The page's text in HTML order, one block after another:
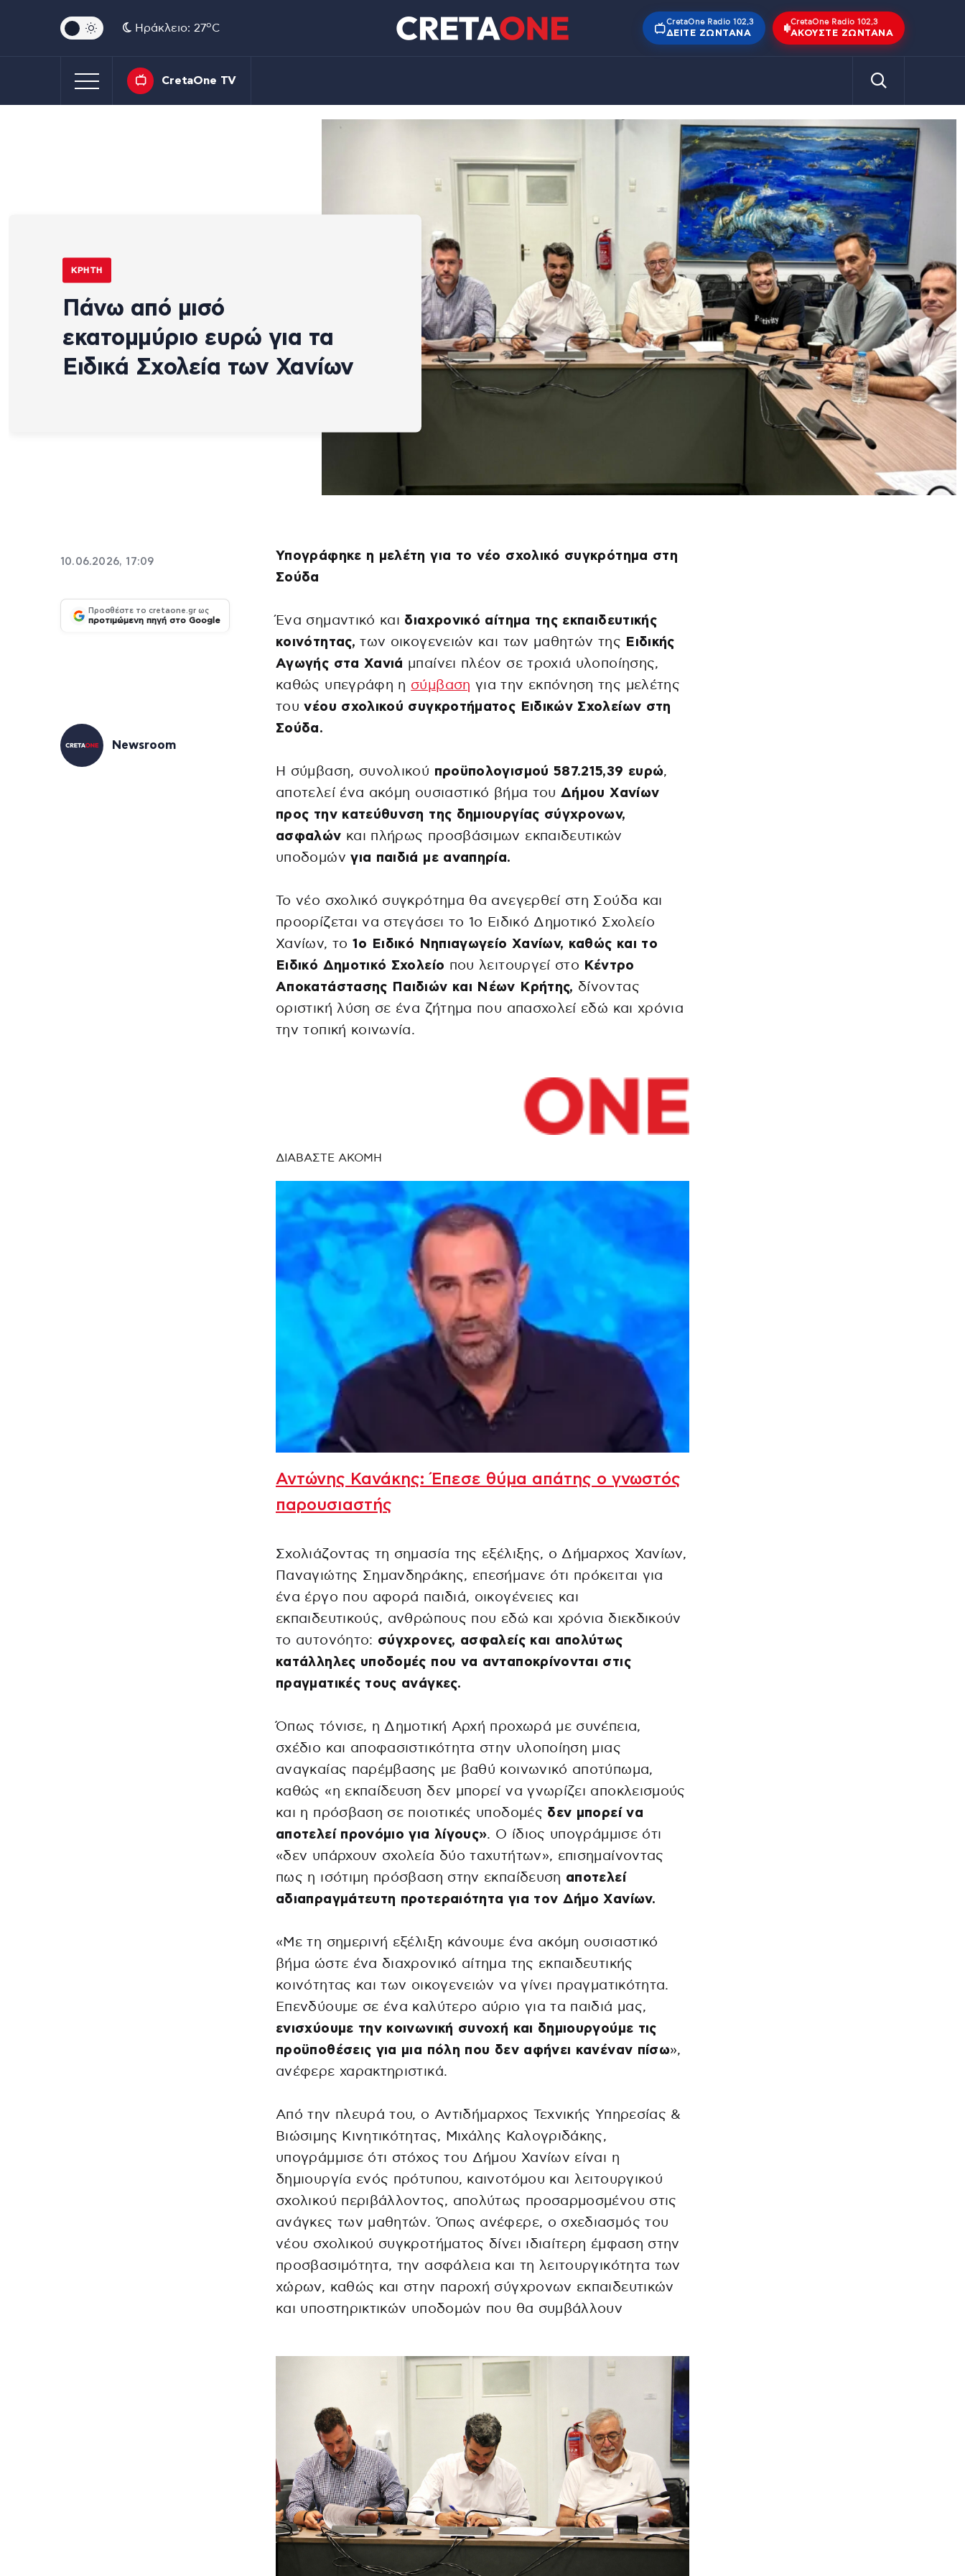
Ηράκλειο: 27oC
CretaOne Radio 102,3
ΔΕΊΤΕ ΖΩΝΤΑΝΆ
CretaOne Radio 102,3
ΑΚΟΎΣΤΕ ΖΩΝΤΑΝΆ
CretaOne TV
ΚΡΉΤΗ
Πάνω από μισό
εκατομμύριο ευρώ για τα
Ειδικά Σχολεία των Χανίων
10.06.2026, 17:09
Προσθέστε το cretaone.gr ως
προτιμώμενη πηγή στο Google
Newsroom
Υπογράφηκε η μελέτη για το νέο σχολικό συγκρότημα στη
Σούδα
Ένα σημαντικό και διαχρονικό αίτημα της εκπαιδευτικής
κοινότητας, των οικογενειών και των μαθητών της Ειδικής
Αγωγής στα Χανιά μπαίνει πλέον σε τροχιά υλοποίησης,
καθώς υπεγράφη η σύμβαση για την εκπόνηση της μελέτης
τουνέου σχολικού συγκροτήματος Ειδικών Σχολείων στη
Σούδα.
Η σύμβαση, συνολικού προϋπολογισμού 587.215,39 ευρώ,
αποτελεί ένα ακόμη ουσιαστικό βήμα τουΔήμου Χανίων
προς την κατεύθυνση της δημιουργίας σύγχρονων,
ασφαλών και πλήρως προσβάσιμων εκπαιδευτικών
υποδομώνγια παιδιά με αναπηρία.
Το νέο σχολικό συγκρότημα θα ανεγερθεί στη Σούδα και
προορίζεται να στεγάσει το 1ο Ειδικό Δημοτικό Σχολείο
Χανίων, το 1ο Ειδικό Νηπιαγωγείο Χανίων, καθώς και το
Ειδικό Δημοτικό Σχολείο που λειτουργεί στο Κέντρο
Αποκατάστασης Παιδιών και Νέων Κρήτης, δίνοντας
οριστική λύση σε ένα ζήτημα που απασχολεί εδώ και χρόνια
την τοπική κοινωνία.
ΔΙΑΒΑΣΤΕ ΑΚΟΜΗ
Αντώνης Κανάκης: Έπεσε θύμα απάτης ο γνωστός
παρουσιαστής
Σχολιάζοντας τη σημασία της εξέλιξης, ο Δήμαρχος Χανίων,
Παναγιώτης Σημανδηράκης, επεσήμανε ότι πρόκειται για
ένα έργο που αφορά παιδιά, οικογένειες και
εκπαιδευτικούς, ανθρώπους που εδώ και χρόνια διεκδικούν
το αυτονόητο: σύγχρονες, ασφαλείς και απολύτως
κατάλληλες υποδομές που να ανταποκρίνονται στις
πραγματικές τους ανάγκες.
Όπως τόνισε, η Δημοτική Αρχή προχωρά με συνέπεια,
σχέδιο και αποφασιστικότητα στην υλοποίηση μιας
αναγκαίας παρέμβασης με βαθύ κοινωνικό αποτύπωμα,
καθώς «η εκπαίδευση δεν μπορεί να γνωρίζει αποκλεισμούς
και η πρόσβαση σε ποιοτικές υποδομές δεν μπορεί να
αποτελεί προνόμιο για λίγους». Ο ίδιος υπογράμμισε ότι
«δεν υπάρχουν σχολεία δύο ταχυτήτων», επισημαίνοντας
πως η ισότιμη πρόσβαση στην εκπαίδευση αποτελεί
αδιαπραγμάτευτη προτεραιότητα για τον Δήμο Χανίων.
«Με τη σημερινή εξέλιξη κάνουμε ένα ακόμη ουσιαστικό
βήμα ώστε ένα διαχρονικό αίτημα της εκπαιδευτικής
κοινότητας και των οικογενειών να γίνει πραγματικότητα.
Επενδύουμε σε ένα καλύτερο αύριο για τα παιδιά μας,
ενισχύουμε την κοινωνική συνοχή και δημιουργούμε τις
προϋποθέσεις για μια πόλη που δεν αφήνει κανέναν πίσω»,
ανέφερε χαρακτηριστικά.
Από την πλευρά του, ο Αντιδήμαρχος Τεχνικής Υπηρεσίας &
Βιώσιμης Κινητικότητας, Μιχάλης Καλογριδάκης,
υπογράμμισε ότι στόχος του Δήμου Χανίων είναι η
δημιουργία ενός πρότυπου, καινοτόμου και λειτουργικού
σχολικού περιβάλλοντος, απολύτως προσαρμοσμένου στις
ανάγκες των μαθητών. Όπως ανέφερε, ο σχεδιασμός του
νέου σχολικού συγκροτήματος δίνει ιδιαίτερη έμφαση στην
προσβασιμότητα, την ασφάλεια και τη λειτουργικότητα των
χώρων, καθώς και στην παροχή σύγχρονων εκπαιδευτικών
και υποστηρικτικών υποδομών που θα συμβάλλουν